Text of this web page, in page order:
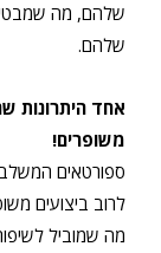
שלהם, מה
שלהם.
אחד היתרונות
משופרים!
ספורטאים
לרוב ביצועים
מה שמוביל